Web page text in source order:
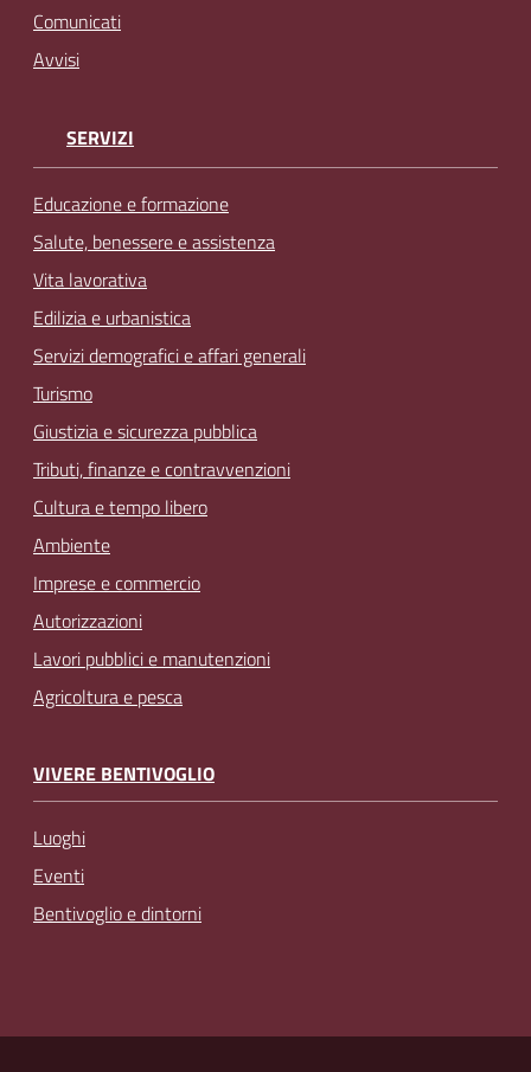
Comunicati
Avvisi
SERVIZI
Educazione e formazione
Salute, benessere e assistenza
Vita lavorativa
Edilizia e urbanistica
Servizi demografici e affari generali
Turismo
Giustizia e sicurezza pubblica
Tributi, finanze e contravvenzioni
Cultura e tempo libero
Ambiente
Imprese e commercio
Autorizzazioni
Lavori pubblici e manutenzioni
Agricoltura e pesca
VIVERE BENTIVOGLIO
Luoghi
Eventi
Bentivoglio e dintorni